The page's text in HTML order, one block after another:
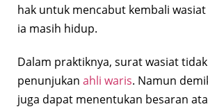
hak untuk mencabut kembali
ia masih hidup.
Dalam praktiknya, surat wasiat
penunjukan ahli waris. Namun
juga dapat menentukan besaran